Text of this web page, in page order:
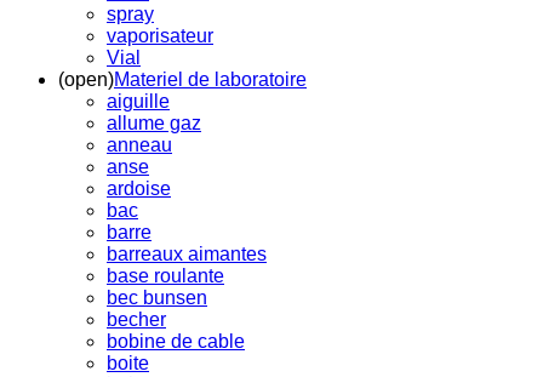
spray
vaporisateur
Vial
(open)Materiel de laboratoire
aiguille
allume gaz
anneau
anse
ardoise
bac
barre
barreaux aimantes
base roulante
bec bunsen
becher
bobine de cable
boite